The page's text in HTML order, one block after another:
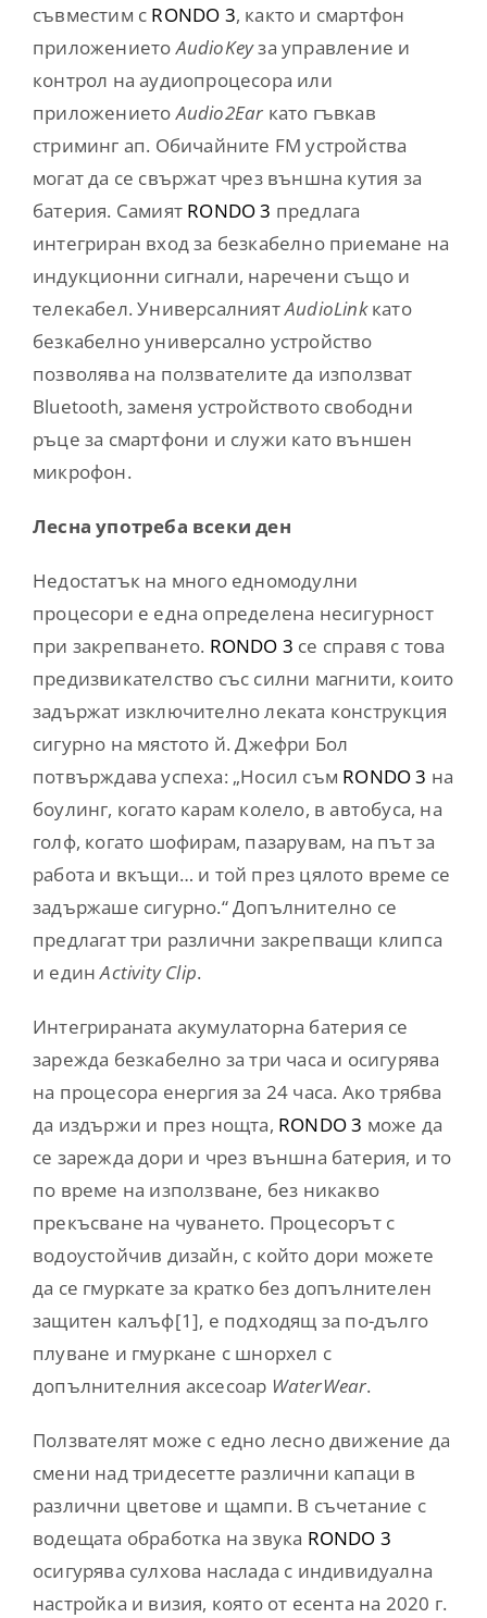
съвместим с RONDO 3, както и смартфон
приложениетоAudioKeyза управление и
контрол на аудиопроцесора или
приложениетоAudio2Ear като гъвкав
стриминг ап. Обичайните FM устройства
могат да се свържат чрез външна кутия за
батерия. Самият RONDO 3 предлага
интегриран вход за безкабелно приемане на
индукционни сигнали, наречени също и
телекабел. УниверсалниятAudioLinkкато
безкабелно универсално устройство
позволява на ползвателите да използват
Bluetooth, заменя устройството свободни
ръце за смартфони и служи като външен
микрофон.
Лесна употреба всеки ден
Недостатък на много едномодулни
процесори е една определена несигурност
при закрепването. RONDO 3 се справя с това
предизвикателство със силни магнити, които
задържат изключително леката конструкция
сигурно на мястото й. Джефри Бол
потвърждава успеха: „Носил съм RONDO 3 на
боулинг, когато карам колело, в автобуса, на
голф, когато шофирам, пазарувам, на път за
работа и вкъщи… и той през цялото време се
задържаше сигурно.“ Допълнително се
предлагат три различни закрепващи клипса
и единActivity Clip.
Интегрираната акумулаторна батерия се
зарежда безкабелно за три часа и осигурява
на процесора енергия за 24 часа. Ако трябва
да издържи и през нощта, RONDO 3 може да
се зарежда дори и чрез външна батерия, и то
по време на използване, без никакво
прекъсване на чуването. Процесорът с
водоустойчив дизайн, с който дори можете
да се гмуркате за кратко без допълнителен
защитен калъф[1], е подходящ за по-дълго
плуване и гмуркане с шнорхел с
допълнителния аксесоар WaterWear.
Ползвателят може с едно лесно движение да
смени над тридесетте различни капаци в
различни цветове и щампи. В съчетание с
водещата обработка на звука RONDO 3
осигурява сулхова наслада с индивидуална
настройка и визия, която от есента на 2020 г.